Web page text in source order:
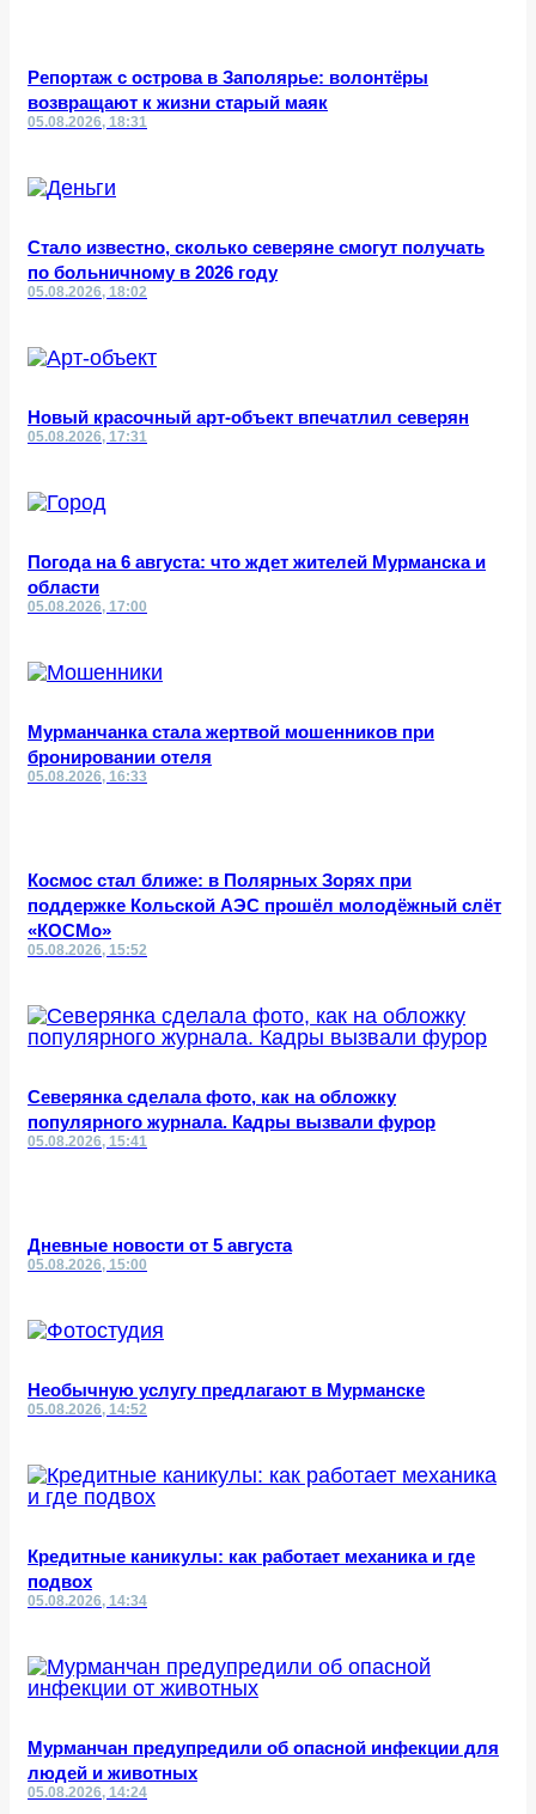
Репортаж с острова в Заполярье: волонтёры
возвращают к жизни старый маяк
05.08.2026, 18:31
Стало известно, сколько северяне смогут получать
по больничному в 2026 году
05.08.2026, 18:02
Новый красочный арт-объект впечатлил северян
05.08.2026, 17:31
Погода на 6 августа: что ждет жителей Мурманска и
области
05.08.2026, 17:00
Мурманчанка стала жертвой мошенников при
бронировании отеля
05.08.2026, 16:33
Космос стал ближе: в Полярных Зорях при
поддержке Кольской АЭС прошёл молодёжный слёт
«КОСМо»
05.08.2026, 15:52
Северянка сделала фото, как на обложку
популярного журнала. Кадры вызвали фурор
05.08.2026, 15:41
Дневные новости от 5 августа
05.08.2026, 15:00
Необычную услугу предлагают в Мурманске
05.08.2026, 14:52
Кредитные каникулы: как работает механика и где
подвох
05.08.2026, 14:34
Мурманчан предупредили об опасной инфекции для
людей и животных
05.08.2026, 14:24